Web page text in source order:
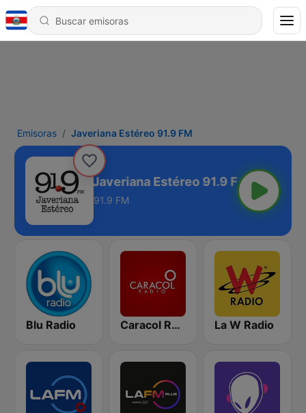
Emisoras Javeriana Estéreo 91.9 FM
Javeriana Estéreo 91.9 FM
91.9 FM
Blu Radio Caracol Radio La W Radio